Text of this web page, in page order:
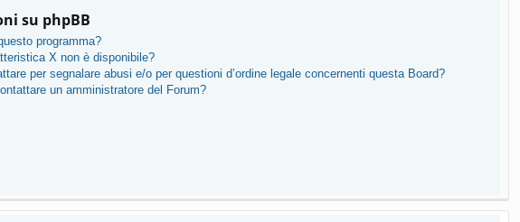
su phpBB
programma?
X non è disponibile?
per segnalare abusi e/o per questioni d’ordine legale concernenti questa Board?
un amministratore del Forum?